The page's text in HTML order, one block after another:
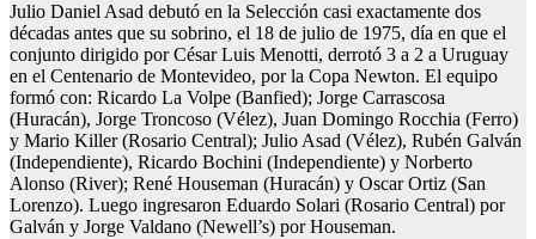
Julio Daniel Asad debutó en la Selección casi exactamente dos
décadas antes que su sobrino, el 18 de julio de 1975, día en que el
conjunto dirigido por César Luis Menotti, derrotó 3 a 2 a Uruguay
en el Centenario de Montevideo, por la Copa Newton. El equipo
formó con: Ricardo La Volpe (Banfied); Jorge Carrascosa
(Huracán), Jorge Troncoso (Vélez), Juan Domingo Rocchia (Ferro)
y Mario Killer (Rosario Central); Julio Asad (Vélez), Rubén Galván
(Independiente), Ricardo Bochini (Independiente) y Norberto
Alonso (River); René Houseman (Huracán) y Oscar Ortiz (San
Lorenzo). Luego ingresaron Eduardo Solari (Rosario Central) por
Galván y Jorge Valdano (Newell’s) por Houseman.